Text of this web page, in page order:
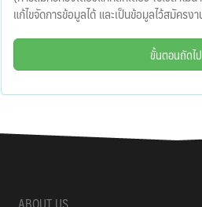
แก้ไขจัดการข้อมูลได้ และเป็นข้อมูลไว้สมัคร